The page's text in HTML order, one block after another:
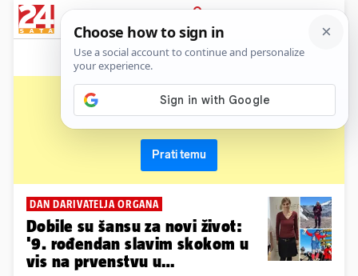
PRIJAVA
News
transplantacija
Prati temu
DAN DARIVATELJA ORGANA
Dobile su šansu za novi život:
'9. rođendan slavim skokom u
vis na prvenstvu u